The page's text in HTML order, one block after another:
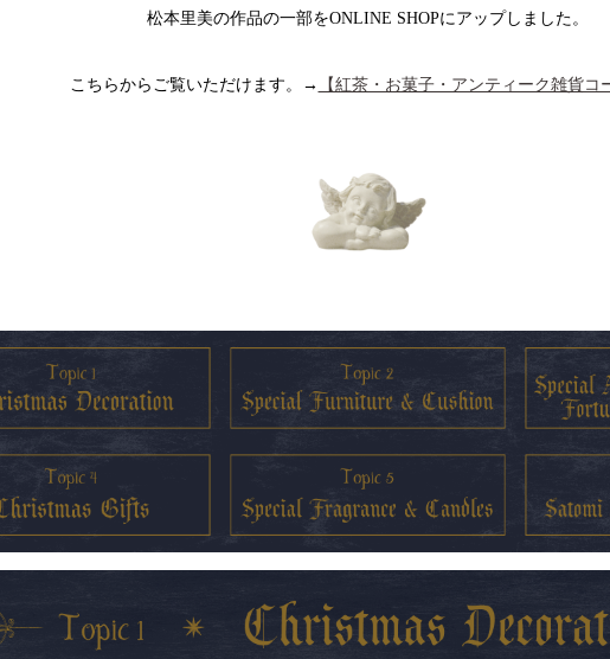
松本里美の作品の一部をONLINE SHOPにアップしました。
こちらからご覧いただけます。→ 【紅茶・お菓子・アンティーク雑貨コ